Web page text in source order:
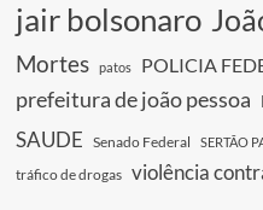
jair bolsonaro
Mortes patos POLICIA
prefeitura de joão pessoa
SAUDE Senado Federal SERTÃO
tráfico de drogas violência